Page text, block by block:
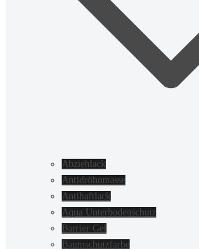
Abziehlack
Antidröhnmasse
Antihaftlack
Aqua Unterbodenschutz
Barrier Gel
Baumschutzfarbe